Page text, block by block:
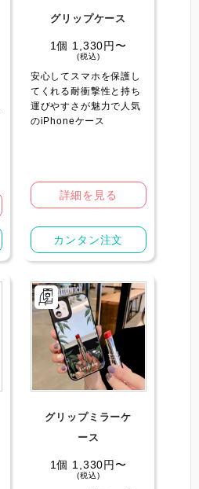
グリップケース
1個 1,330円〜
(税込)
安心してスマホを保護し
てくれる耐衝撃性と持ち
運びやすさが魅力で人気
のiPhoneケース
詳細を見る
カンタン注文
グリップミラーケ
ース
1個 1,330円〜
(税込)